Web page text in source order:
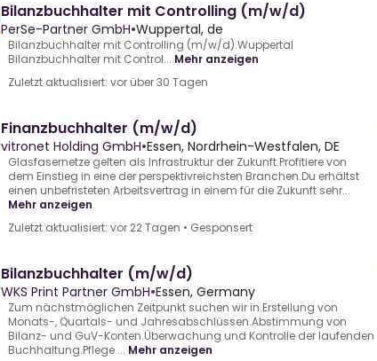
Bilanzbuchhalter mit Controlling (m/w/d)
PerSe-Partner GmbH•Wuppertal, de
Bilanzbuchhalter mit Controlling (m/w/d).Wuppertal
Bilanzbuchhalter mit Control... Mehr anzeigen
Zuletzt aktualisiert: vor über 30 Tagen
Finanzbuchhalter (m/w/d)
vitronet Holding GmbH•Essen, Nordrhein-Westfalen, DE
Glasfasernetze gelten als Infrastruktur der Zukunft.Profitiere von
dem Einstieg in eine der perspektivreichsten Branchen.Du erhältst
einen unbefristeten Arbeitsvertrag in einem für die Zukunft sehr...
Mehr anzeigen
Zuletzt aktualisiert: vor 22 Tagen • Gesponsert
Bilanzbuchhalter (m/w/d)
WKS Print Partner GmbH•Essen, Germany
Zum nächstmöglichen Zeitpunkt suchen wir in.Erstellung von
Monats-, Quartals- und Jahresabschlüssen.Abstimmung von
Bilanz- und GuV-Konten.Überwachung und Kontrolle der laufenden
Buchhaltung.Pflege ... Mehr anzeigen